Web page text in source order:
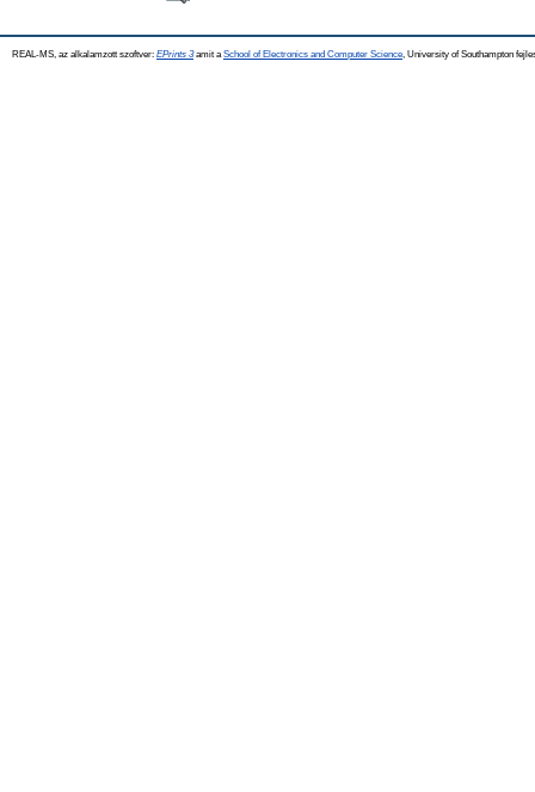
REAL-MS, az alkalamzott szoftver: EPrints 3amit a School of Electronics and Computer Science , University of Southampton